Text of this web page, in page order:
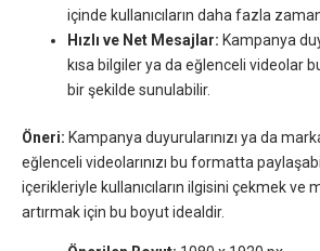
içinde kullanıcıların daha fazla
Hızlı ve Net Mesajlar: Kampanya
kısa bilgiler ya da eğlenceli videolar
bir şekilde sunulabilir.
Öneri: Kampanya duyurularınızı ya da
eğlenceli videolarınızı bu formatta
içerikleriyle kullanıcıların ilgisini çekmek ve
artırmak için bu boyut idealdir.